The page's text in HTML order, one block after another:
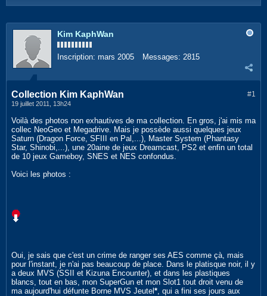
Kim KaphWan
Inscription: mars 2005 Messages: 2815
#1
Collection Kim KaphWan
19 juillet 2011, 13h24
Voilà des photos non exhautives de ma collection. En gros, j'ai mis ma
collec NeoGeo et Megadrive. Mais je possède aussi quelques jeux
Saturn (Dragon Force, SFIII en Pal,...), Master System (Phantasy
Star, Shinobi,...), une 20aine de jeux Dreamcast, PS2 et enfin un total
de 10 jeux Gameboy, SNES et NES confondus.
Voici les photos :
Oui, je sais que c'est un crime de ranger ses AES comme çà, mais
pour l'instant, je n'ai pas beaucoup de place. Dans le platisque noir, il y
a deux MVS (SSII et Kizuna Encounter), et dans les plastiques
blancs, tout en bas, mon SuperGun et mon Slot1 tout droit venu de
ma aujourd'hui défunte Borne MVS Jeutel *, qui a fini ses jours aux